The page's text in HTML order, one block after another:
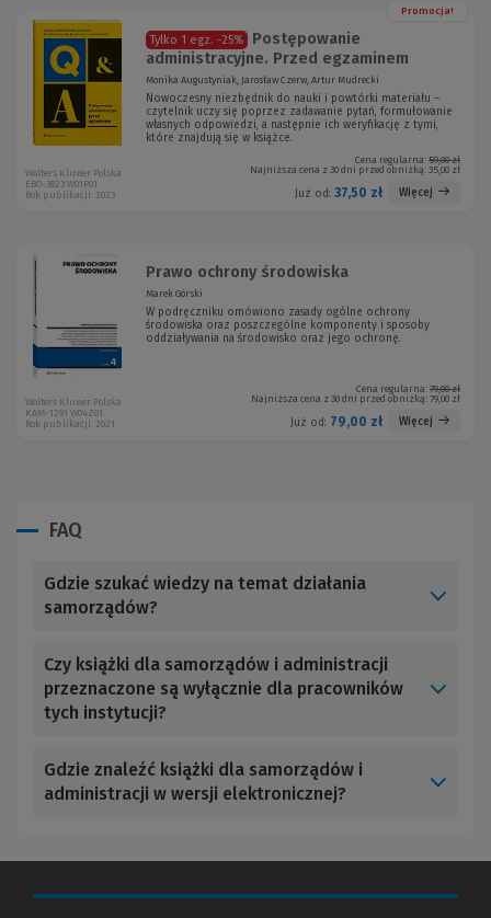
o
Promocja!
Tylko 1 egz. -25%
Postępowanie
administracyjne. Przed egzaminem
Monika Augustyniak, Jarosław Czerw, Artur Mudrecki
Nowoczesny niezbędnik do nauki i powtórki materiału –
czytelnik uczy się poprzez zadawanie pytań, formułowanie
własnych odpowiedzi, a następnie ich weryfikację z tymi,
które znajdują się w książce.
Cena regularna: 59,00 zł
Najniższa cena z 30 dni przed obniżką: 35,00 zł
Już od: 37,50 zł Więcej
Wolters Kluwer Polska
EBO-3823 W01P01
Rok publikacji: 2023
Prawo ochrony środowiska
Marek Górski
W podręczniku omówiono zasady ogólne ochrony
środowiska oraz poszczególne komponenty i sposoby
oddziaływania na środowisko oraz jego ochronę.
Cena regularna: 79,00 zł
Najniższa cena z 30 dni przed obniżką: 79,00 zł
Już od: 79,00 zł Więcej
Wolters Kluwer Polska
KAM-1291 W04Z01
Rok publikacji: 2021
FAQ
Gdzie szukać wiedzy na temat działania
samorządów?
Czy książki dla samorządów i administracji
przeznaczone są wyłącznie dla pracowników
tych instytucji?
Gdzie znaleźć książki dla samorządów i
administracji w wersji elektronicznej?